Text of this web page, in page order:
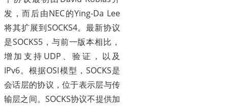
发，而后由NEC的Ying-Da Lee
将其扩展到SOCKS4。最新协议
是SOCKS5，与前一版本相比，
增加支持UDP、验证，以及
IPv6。根据OSI模型，SOCKS是
会话层的协议，位于表示层与传
输层之间。SOCKS协议不提供加